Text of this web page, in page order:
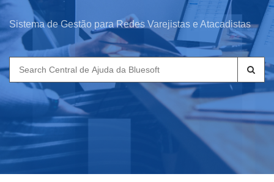
Sistema de Gestão para Redes Varejistas e Atacadistas
Search
for: